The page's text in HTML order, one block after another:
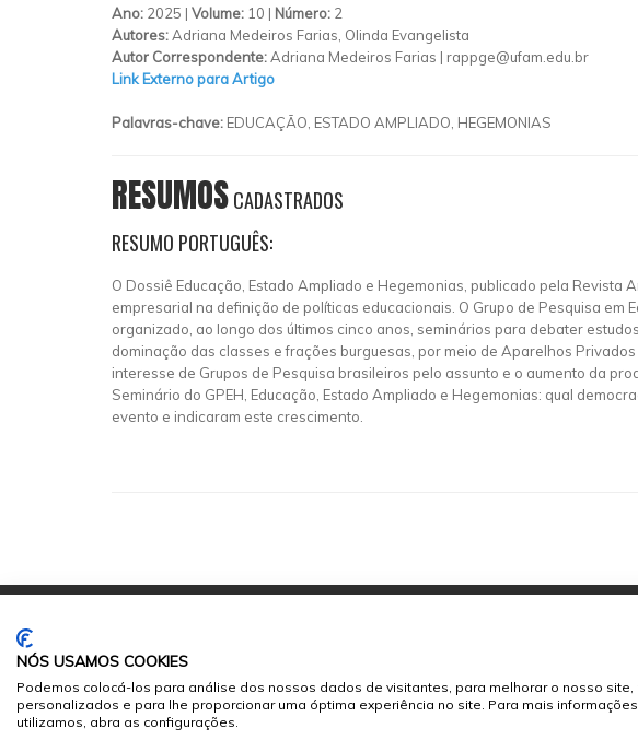
Ano: 2025 | Volume: 10 | Número: 2
Autores:Adriana Medeiros Farias, Olinda Evangelista
Autor Correspondente:Adriana Medeiros Farias | rappge@ufam.edu.br
Link Externo para Artigo
Palavras-chave: EDUCAÇÃO, ESTADO AMPLIADO, HEGEMONIAS
RESUMOSCADASTRADOS
RESUMO PORTUGUÊS:
O Dossiê Educação, Estado Ampliado e Hegemonias, publicado pela
empresarial na definição de políticas educacionais. O Grupo de Pesquisa em
organizado, ao longo dos últimos cinco anos, seminários para debater
dominação das classes e frações burguesas, por meio de Aparelhos
interesse de Grupos de Pesquisa brasileiros pelo assunto e o aumento da
Seminário do GPEH, Educação, Estado Ampliado e Hegemonias: qual
evento e indicaram este crescimento.
© 2026Sumários.org. Todos os Direitos Reservados
Desenvolvido por
NÓS USAMOS COOKIES
Podemos colocá-los para análise dos nossos dados de visitantes, para melhorar o nosso site,
personalizados e para lhe proporcionar uma óptima experiência no site. Para mais
utilizamos, abra as configurações.